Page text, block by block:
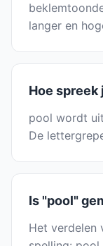
langer en
Hoe spreek
pool wordt
De
Is "pool"
Het verdelen